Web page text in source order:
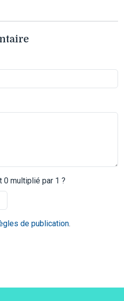
0 multiplié par 1 ?
de publication.